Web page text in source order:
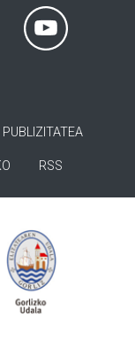
PUBLIZITATEA
RSS